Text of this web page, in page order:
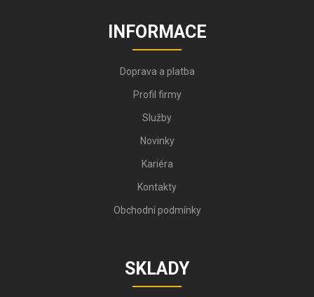
INFORMACE
Doprava a platba
Profil firmy
Služby
Novinky
Kariéra
Kontakty
Obchodní podmínky
SKLADY